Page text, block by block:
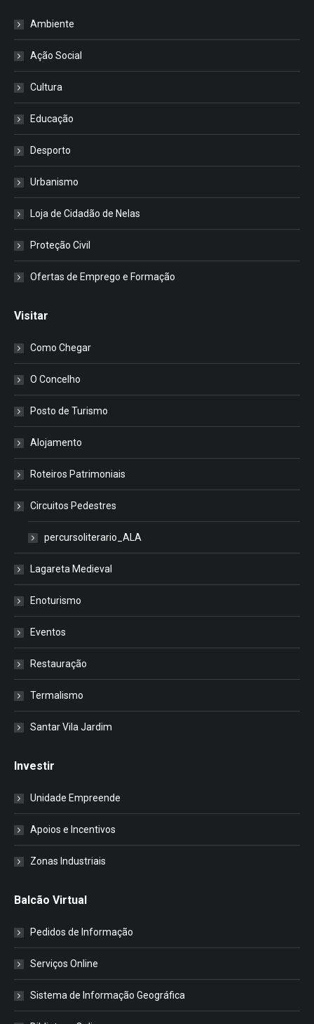
Ambiente
Ação Social
Cultura
Educação
Desporto
Urbanismo
Loja de Cidadão de Nelas
Proteção Civil
Ofertas de Emprego e Formação
Visitar
Como Chegar
O Concelho
Posto de Turismo
Alojamento
Roteiros Patrimoniais
Circuitos Pedestres
percursoliterario_ALA
Lagareta Medieval
Enoturismo
Eventos
Restauração
Termalismo
Santar Vila Jardim
Investir
Unidade Empreende
Apoios e Incentivos
Zonas Industriais
Balcão Virtual
Pedidos de Informação
Serviços Online
Sistema de Informação Geográfica